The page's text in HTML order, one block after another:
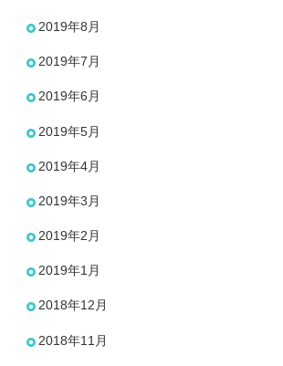
2019年8月
2019年7月
2019年6月
2019年5月
2019年4月
2019年3月
2019年2月
2019年1月
2018年12月
2018年11月